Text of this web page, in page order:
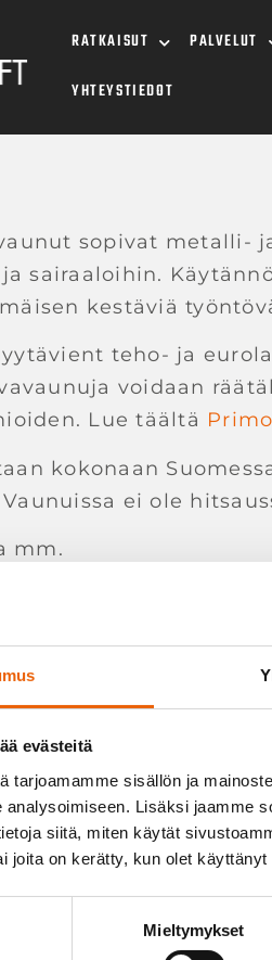
evästeitä
tarjoamamme sisällön ja
analysoimiseen. Lisäksi jaamme
siitä, miten käytät
joita on kerätty, kun olet käyttänyt
Mieltymykset
RATKAISUT PALVELUT
YHTEYSTIEDOT
sopivat metalli-
sairaaloihin.
kestäviä
teho- ja
voidaan
Lue täältä
kokonaan
ei ole
mm.
yrityksen logon
yrityksen väreillä
käyttökohteen